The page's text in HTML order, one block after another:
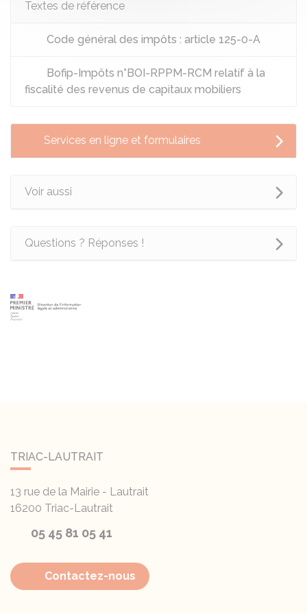
Textes de référence
Code général des impôts : article 125-0-A
Bofip-Impôts n°BOI-RPPM-RCM relatif à la
fiscalité des revenus de capitaux mobiliers
Services en ligne et formulaires
Voir aussi
Questions ? Réponses !
TRIAC-LAUTRAIT
13 rue de la Mairie - Lautrait
16200 Triac-Lautrait
05 45 81 05 41
Contactez-nous